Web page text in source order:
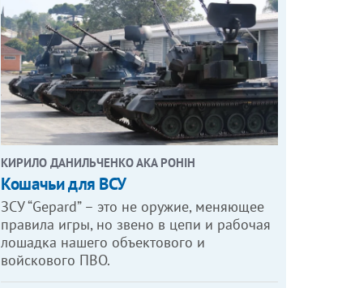
КИРИЛО ДАНИЛЬЧЕНКО АКА РОНІН
Кошачьи для ВСУ
ЗСУ “Gepard” – это не оружие, меняющее
правила игры, но звено в цепи и рабочая
лошадка нашего объектового и
войскового ПВО.